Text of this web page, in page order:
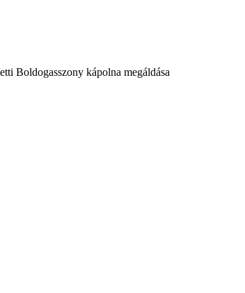
Boldogasszony kápolna megáldása